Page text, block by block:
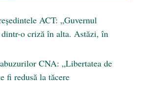
ACT: „Guvernul
o criză în alta. Astăzi, în
CNA: „Libertatea de
fi redusă la tăcere